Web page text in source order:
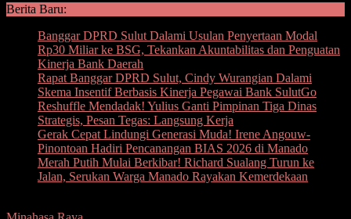
Berita Baru:
Banggar DPRD Sulut Dalami Usulan Penyertaan Modal
Rp30 Miliar ke BSG, Tekankan Akuntabilitas dan Penguatan
Kinerja Bank Daerah
Rapat Banggar DPRD Sulut, Cindy Wurangian Dalami
Skema Insentif Berbasis Kinerja Pegawai Bank SulutGo
Reshuffle Mendadak! Yulius Ganti Pimpinan Tiga Dinas
Strategis, Pesan Tegas: Langsung Kerja
Gerak Cepat Lindungi Generasi Muda! Irene Angouw-
Pinontoan Hadiri Pencanangan BIAS 2026 di Manado
Merah Putih Mulai Berkibar! Richard Sualang Turun ke
Jalan, Serukan Warga Manado Rayakan Kemerdekaan